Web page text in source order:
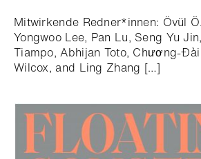
Mitwirkende Redner*innen: Övül
Yongwoo Lee, Pan Lu, Seng Yu
Tiampo, Abhijan Toto, Chương-
Wilcox, and Ling Zhang […]